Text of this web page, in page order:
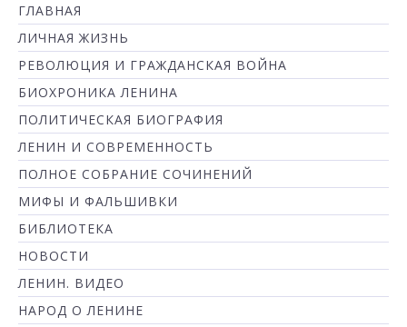
ГЛАВНАЯ
ЛИЧНАЯ ЖИЗНЬ
РЕВОЛЮЦИЯ И ГРАЖДАНСКАЯ ВОЙНА
БИОХРОНИКА ЛЕНИНА
ПОЛИТИЧЕСКАЯ БИОГРАФИЯ
ЛЕНИН И СОВРЕМЕННОСТЬ
ПОЛНОЕ СОБРАНИЕ СОЧИНЕНИЙ
МИФЫ И ФАЛЬШИВКИ
БИБЛИОТЕКА
НОВОСТИ
ЛЕНИН. ВИДЕО
НАРОД О ЛЕНИНЕ